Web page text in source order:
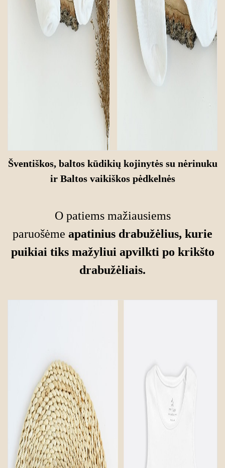
Šventiškos, baltos kūdikių kojinytės su nėrinuku
ir Baltos vaikiškos pėdkelnės
O patiems mažiausiems
paruošėme apatinius drabužėlius, kurie
puikiai tiks mažyliui apvilkti po krikšto
drabužėliais.